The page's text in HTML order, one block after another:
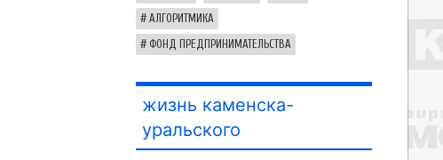
АЛГОРИТМИКА
ФОНД ПРЕДПРИНИМАТЕЛЬСТВА
жизнь каменска-
уральского